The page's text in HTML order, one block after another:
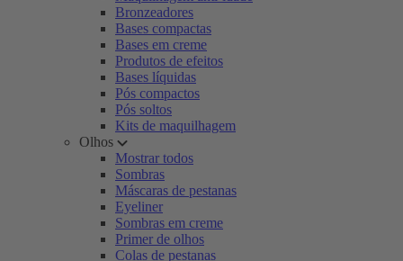
Bronzeadores
Bases compactas
Bases em creme
Produtos de efeitos
Bases líquidas
Pós compactos
Pós soltos
Kits de maquilhagem
Olhos
Mostrar todos
Sombras
Máscaras de pestanas
Eyeliner
Sombras em creme
Primer de olhos
Colas de pestanas